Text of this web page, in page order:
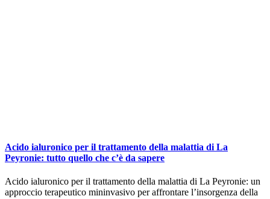
Acido ialuronico per il trattamento della malattia di La
Peyronie: tutto quello che c’è da sapere
Acido ialuronico per il trattamento della malattia di La Peyronie: un
approccio terapeutico mininvasivo per affrontare l’insorgenza della